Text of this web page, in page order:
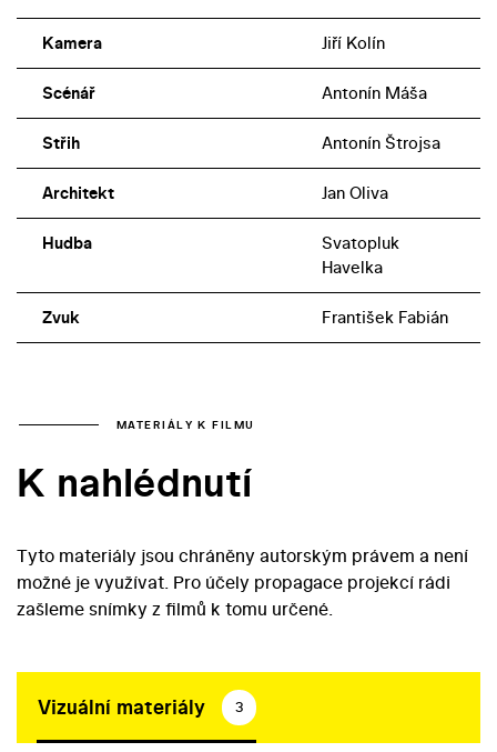
Kamera Jiří Kolín
Scénář Antonín Máša
Střih Antonín Štrojsa
Architekt Jan Oliva
Hudba
Svatopluk
Havelka
Zvuk František Fabián
MATERIÁLY K FILMU
K nahlédnutí
Tyto materiály jsou chráněny autorským právem a není
možné je využívat. Pro účely propagace projekcí rádi
zašleme snímky z filmů k tomu určené.
Vizuální materiály 3